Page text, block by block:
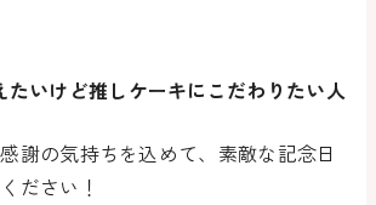
たいけど推しケーキにこだわりたい人
謝の気持ちを込めて、素敵な記念日
ださい！